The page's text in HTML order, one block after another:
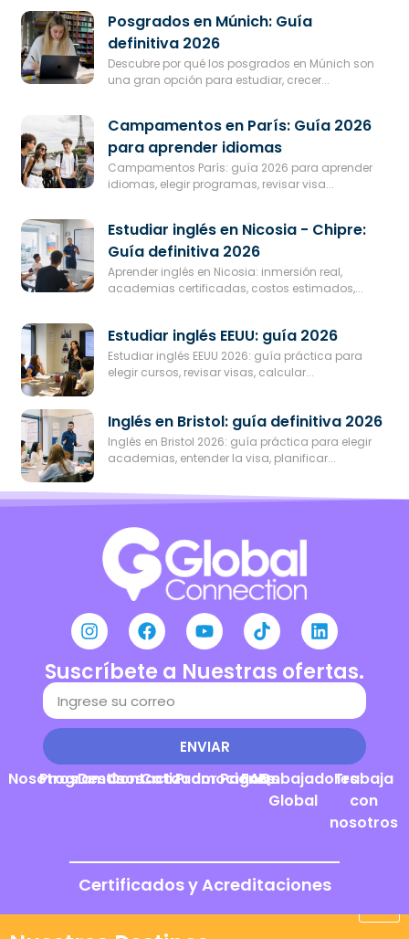
Posgrados en Múnich: Guía
definitiva 2026
Descubre por qué los posgrados en Múnich son
una gran opción para estudiar, crecer...
Campamentos en París: Guía 2026
para aprender idiomas
Campamentos París: guía 2026 para aprender
idiomas, elegir programas, revisar visa...
Estudiar inglés en Nicosia - Chipre:
Guía definitiva 2026
Aprender inglés en Nicosia: inmersión real,
academias certificadas, costos estimados,...
Estudiar inglés EEUU: guía 2026
Estudiar inglés EEUU 2026: guía práctica para
elegir cursos, revisar visas, calcular...
Inglés en Bristol: guía definitiva 2026
Inglés en Bristol 2026: guía práctica para elegir
academias, entender la visa, planificar...
Suscríbete a Nuestras ofertas.
ENVIAR
Nosotros
Programas
Destinos
Contacto
Cotizador
Promociones
Pagos
FAQs
Embajadores
Global
Trabaja
con
nosotros
Certificados y Acreditaciones